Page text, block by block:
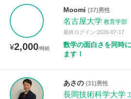
¥2,000/時給
Moomi (37)男性
名古屋大学 教育学部
最終ログイン:2026-07-17
数学の面白さを同時
ます！
あさの (31)男性
長岡技術科学大学